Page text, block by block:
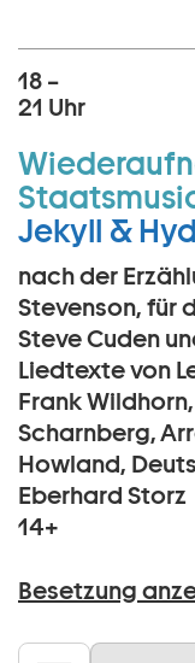
18 –
21 Uhr
Jekyll &
nach der
Stevenson, für
Steve Cuden
Liedtexte von
Frank
Scharnberg,
Howland,
Eberhard Storz
14+
Besetzung